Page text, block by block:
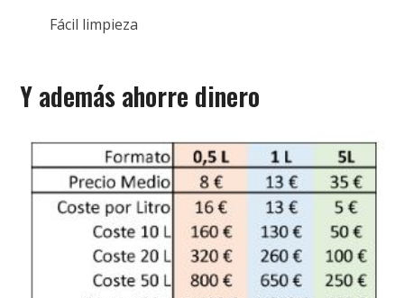
Fácil limpieza
Y además ahorre dinero